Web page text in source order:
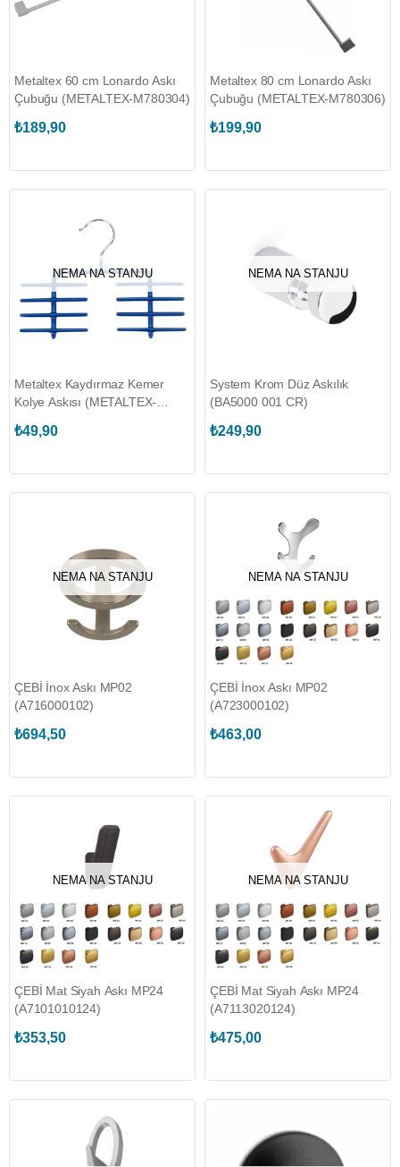
Metaltex 60 cm Lonardo Askı
Çubuğu (METALTEX-M780304)
₺189,90
Metaltex 80 cm Lonardo Askı
Çubuğu (METALTEX-M780306)
₺199,90
NEMA NA STANJU
Metaltex Kaydırmaz Kemer
Kolye Askısı (METALTEX-
₺49,90
NEMA NA STANJU
System Krom Düz Askılık
(BA5000 001 CR)
₺249,90
NEMA NA STANJU
ÇEBİ İnox Askı MP02
(A716000102)
₺694,50
NEMA NA STANJU
ÇEBİ İnox Askı MP02
(A723000102)
₺463,00
NEMA NA STANJU
ÇEBİ Mat Siyah Askı MP24
(A7101010124)
₺353,50
NEMA NA STANJU
ÇEBİ Mat Siyah Askı MP24
(A7113020124)
₺475,00